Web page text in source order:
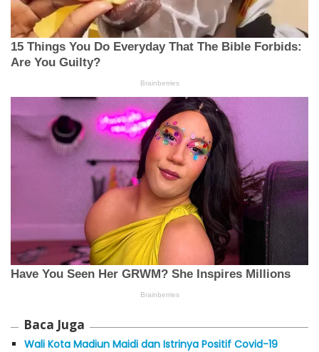
Baca Juga
Wali Kota Madiun Maidi dan Istrinya Positif Covid-19